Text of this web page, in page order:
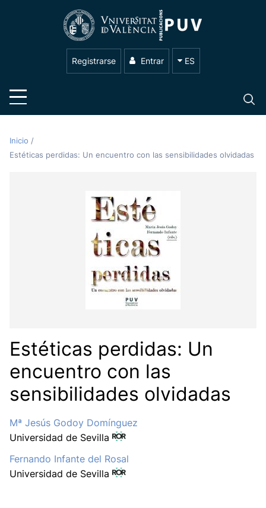
Registrarse Entrar ES
Inicio /
Estéticas perdidas: Un encuentro con las sensibilidades olvidadas
Estéticas perdidas: Un
encuentro con las
sensibilidades olvidadas
Mª Jesús Godoy Domínguez
Universidad de Sevilla
Fernando Infante del Rosal
Universidad de Sevilla